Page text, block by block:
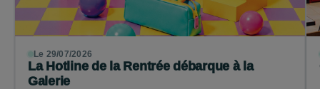
Le 29/07/2026
La Hotline de la Rentrée débarque à la
Galerie